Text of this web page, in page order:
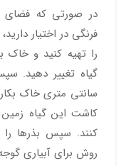
در صورتی که فضای
فرنگی در اختیار
را تهیه کنید و خاک
سانتی متری خاک
کاشت این گیاه
کنند. سپس بذرها را
روش برای آبیاری